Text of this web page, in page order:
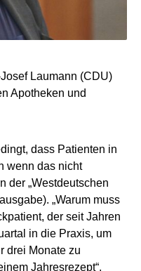
Laumann (CDU)
Apotheken und
dass Patienten in
wenn das nicht
der „Westdeutschen
„Warum muss
der seit Jahren
in die Praxis, um
drei Monate zu
Jahresrezept“,